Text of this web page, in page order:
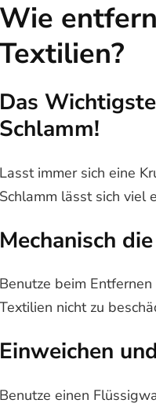
Wie
Textilien?
Das
Schlamm!
Lasst immer sich eine
Schlamm lässt sich viel
Mechanisch
Benutze beim
Textilien nicht zu
Einweichen
Benutze einen